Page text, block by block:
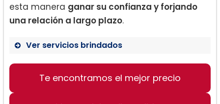
esta manera ganar su confianza y forjando
una relación a largo plazo.
Ver servicios brindados
EB-1 Tarjeta Verde de habilidad
Te encontramos el mejor precio